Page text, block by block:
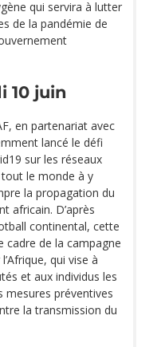
qui servira à lutter
de la pandémie de
10 juin
en partenariat avec
lancé le défi
sur les réseaux
le monde à y
la propagation du
africain. D’après
continental, cette
cadre de la campagne
qui vise à
et aux individus les
mesures préventives
la transmission du